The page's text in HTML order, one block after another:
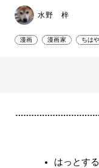
水野 梓
漫画 漫画家 ちは
はっとす